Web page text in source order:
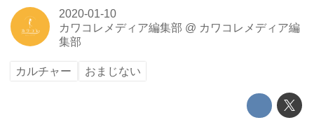
2020-01-10
カワコレメディア編集部 @ カワコレメディア編
集部
カルチャー おまじない